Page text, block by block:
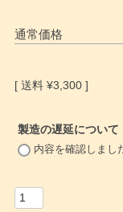
通常価格
¥3,300
製造の遅延について
内容を確認しまし